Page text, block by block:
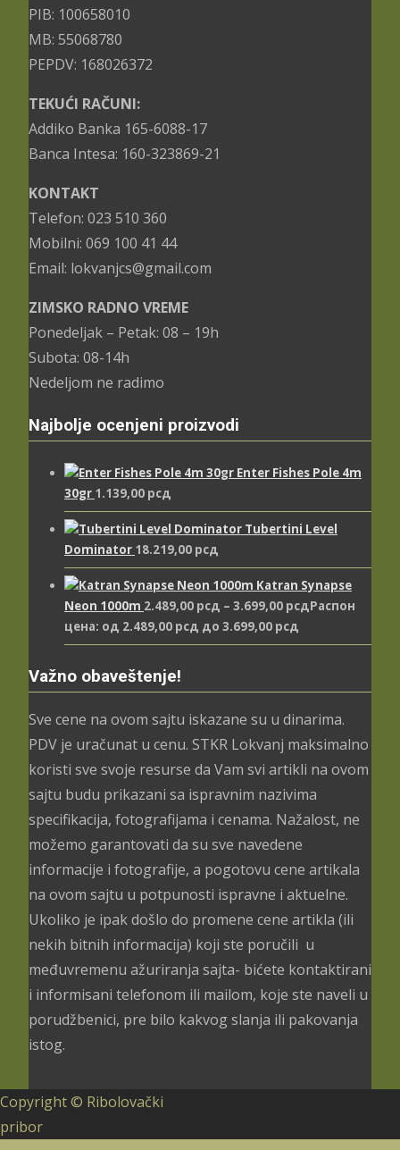
PIB: 100658010
MB: 55068780
PEPDV: 168026372
TEKUĆI RAČUNI:
Addiko Banka 165-6088-17
Banca Intesa: 160-323869-21
KONTAKT
Telefon: 023 510 360
Mobilni: 069 100 41 44
Email: lokvanjcs@gmail.com
ZIMSKO RADNO VREME
Ponedeljak – Petak: 08 – 19h
Subota: 08-14h
Nedeljom ne radimo
Najbolje ocenjeni proizvodi
Enter Fishes Pole 4m
30gr 1.139,00 рсд
Tubertini Level
Dominator 18.219,00 рсд
Katran Synapse
Neon 1000m 2.489,00 рсд – 3.699,00 рсдРаспон
цена: од 2.489,00 рсд до 3.699,00 рсд
Važno obaveštenje!
Sve cene na ovom sajtu iskazane su u dinarima.
PDV je uračunat u cenu. STKR Lokvanj maksimalno
koristi sve svoje resurse da Vam svi artikli na ovom
sajtu budu prikazani sa ispravnim nazivima
specifikacija, fotografijama i cenama. Nažalost, ne
možemo garantovati da su sve navedene
informacije i fotografije, a pogotovu cene artikala
na ovom sajtu u potpunosti ispravne i aktuelne.
Ukoliko je ipak došlo do promene cene artikla (ili
nekih bitnih informacija) koji ste poručili u
međuvremenu ažuriranja sajta- bićete kontaktirani
i informisani telefonom ili mailom, koje ste naveli u
porudžbenici, pre bilo kakvog slanja ili pakovanja
istog.
Copyright © Ribolovački
pribor